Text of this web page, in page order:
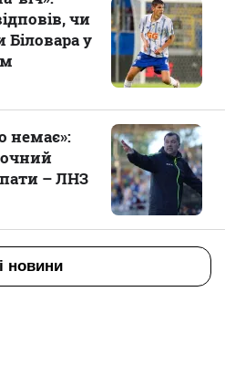
чи
Біловара у
немає»:
– ЛНЗ
новини